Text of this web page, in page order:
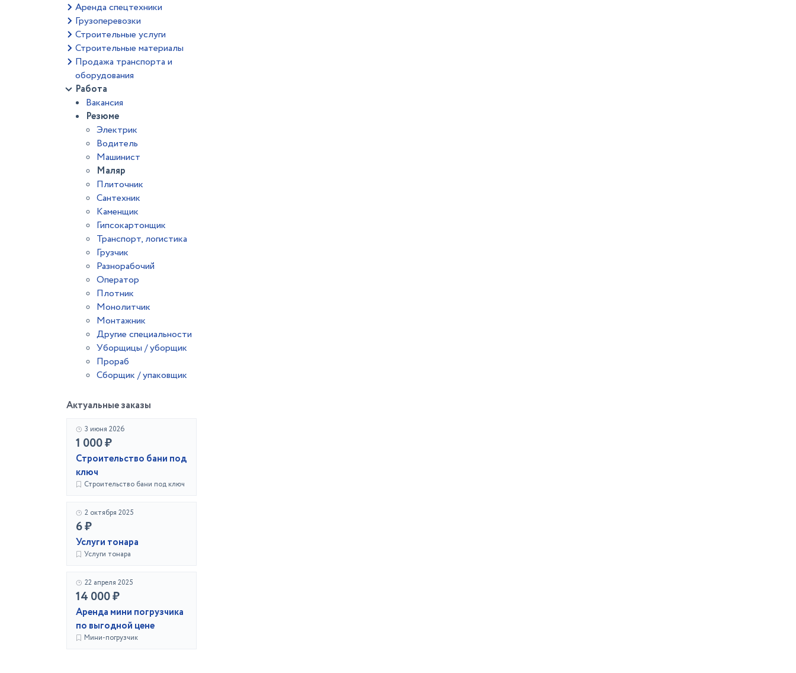
Аренда спецтехники
Грузоперевозки
Строительные услуги
Строительные материалы
Продажа транспорта и
оборудования
Работа
Вакансия
Резюме
Электрик
Водитель
Машинист
Маляр
Плиточник
Сантехник
Каменщик
Гипсокартонщик
Транспорт, логистика
Грузчик
Разнорабочий
Оператор
Плотник
Монолитчик
Монтажник
Другие специальности
Уборщицы / уборщик
Прораб
Сборщик / упаковщик
Актуальные заказы
3 июня 2026
1 000 ₽
Строительство бани под
ключ
Строительство бани под ключ
2 октября 2025
6 ₽
Услуги тонара
Услуги тонара
22 апреля 2025
14 000 ₽
Аренда мини погрузчика
по выгодной цене
Мини-погрузчик